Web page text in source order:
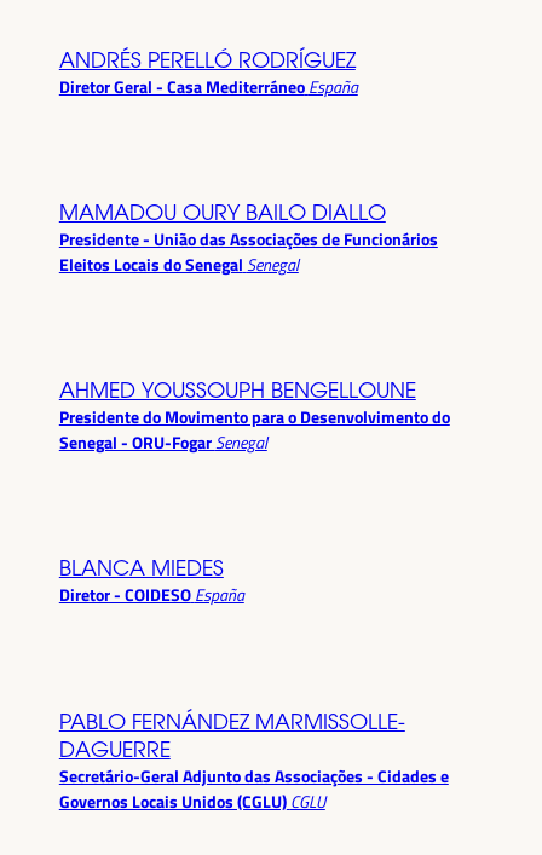
ANDRÉS PERELLÓ RODRÍGUEZ
Diretor Geral - Casa Mediterráneo España
MAMADOU OURY BAILO DIALLO
Presidente - União das Associações de Funcionários
Eleitos Locais do Senegal Senegal
AHMED YOUSSOUPH BENGELLOUNE
Presidente do Movimento para o Desenvolvimento do
Senegal - ORU-FogarSenegal
BLANCA MIEDES
Diretor - COIDESO España
PABLO FERNÁNDEZ MARMISSOLLE-
DAGUERRE
Secretário-Geral Adjunto das Associações - Cidades e
Governos Locais Unidos (CGLU) CGLU